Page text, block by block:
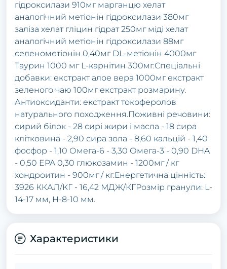
гідроксилази 910мг марганцю хелат
аналогічний метіонін гідроксилази 380мг
заліза хелат гліцин гідрат 250мг міді хелат
аналогічний метіонін гідроксилази 88мг
селенометіонін 0,40мг DL-метіонін 4000мг
Таурин 1000 мг L-карнітин 300мг.Спеціальні
добавки: екстракт алое вера 1000мг екстракт
зеленого чаю 100мг екстракт розмарину.
Антиоксиданти: екстракт токоферолов
натурального походження.Поживні речовини:
сирий білок - 28 сирі жири і масла - 18 сира
клітковина - 2,90 сира зола - 8,60 кальцій - 1,40
фосфор - 1,10 Омега-6 - 3,30 Омега-3 - 0,90 DHA
- 0,50 EPA 0,30 глюкозамин - 1200мг / кг
хондроитин - 900мг / кг.Енергетична цінність:
3926 ККАЛ/КГ - 16,42 МДЖ/КГРозмір гранули: L-
14-17 мм, H-8-10 мм.
Характеристики